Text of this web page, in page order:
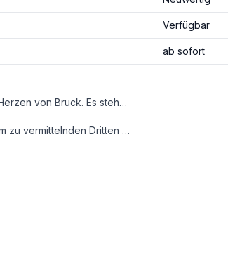
Verfügbar
ab sofort
Das komplett neu sanierte Büro bzw. die Ordination liegt im Herzen von Bruck. Es stehen Ihnen 2 - mit Parkett - top ausgestattete Räume zur Verfügung. Die Arbeitsplätze sind mit einer Klimaanlage ausgestattet. Die Sanitäranlage ist großzügig angelegt. Das Büro liegen in der Fußgängerzone der Mittergasse in Bruck an der Mur. Wunderschöne Lage in bester Aussicht und doch voll am Punkt.
wirtschaftliches Naheverhältnis besteht.